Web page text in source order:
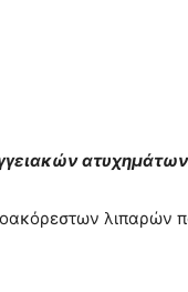
ατυχημάτων
λιπαρών